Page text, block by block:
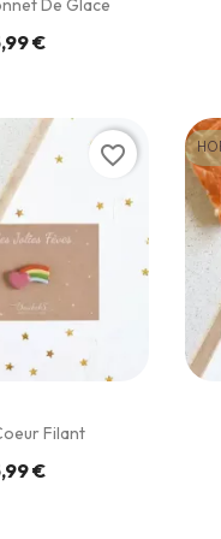
De Glace
€
Filant
€
favorite_border